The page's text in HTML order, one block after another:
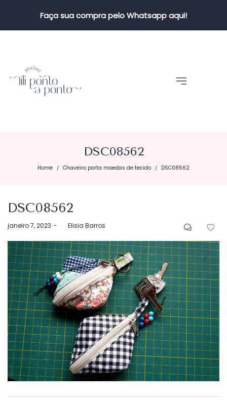
Faça sua compra pelo Whatsapp aqui!
DSC08562
Home / Chaveiro porta moedas de tecido / DSC08562
DSC08562
Postado
janeiro 7, 2023 byElisia Barros